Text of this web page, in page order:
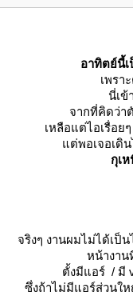
อาทิตย์นี้
เพรา
นี่เข้
จากที่คิดว่า
เหลือแต่ไอเรื่อย
ต่พอเจอเดิน
กุเ
จริงๆ งานผมไม่ได้เป็
หน้างาน
ตั้งมีแอร์ / มี
ซึ่งถ้าไม่มีแอร์ส่วนใ